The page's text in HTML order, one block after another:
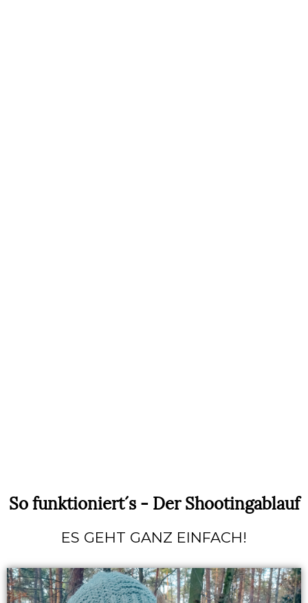
So funktioniert´s - Der Shootingablauf
ES GEHT GANZ EINFACH!